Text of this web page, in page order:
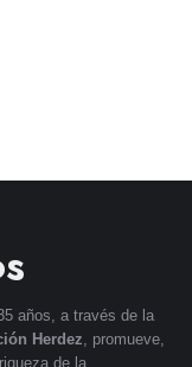
años, a través de la
Herdez, promueve,
de la